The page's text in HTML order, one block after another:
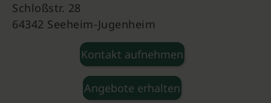
Schloßstr. 28
64342 Seeheim-Jugenheim
Kontakt aufnehmen
Angebote erhalten